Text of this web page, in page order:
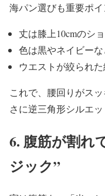
海パン選びも重要ポイ
丈は膝上10cmのシ
色は黒やネイビー
ウエストが絞られ
これで、腰回りがス
さに逆三角形シルエッ
6. 腹筋が割れ
ジック”